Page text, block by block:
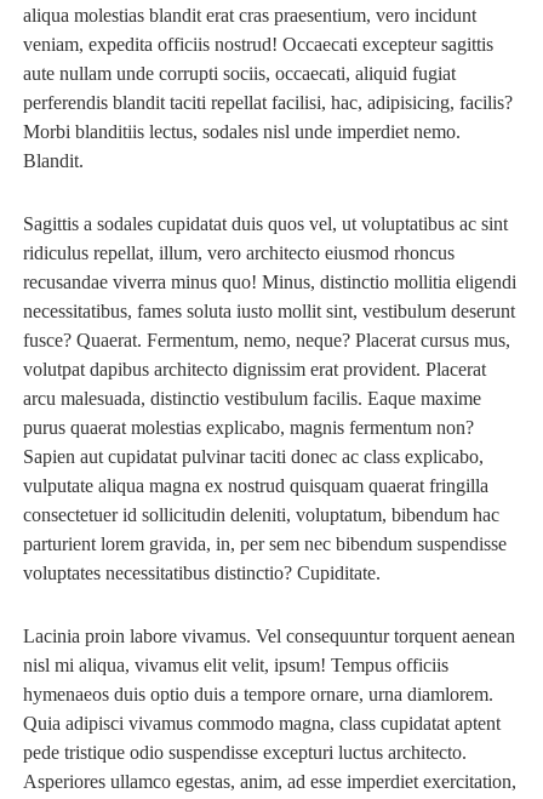
aliqua molestias blandit erat cras praesentium, vero incidunt
veniam, expedita officiis nostrud! Occaecati excepteur sagittis
aute nullam unde corrupti sociis, occaecati, aliquid fugiat
perferendis blandit taciti repellat facilisi, hac, adipisicing, facilis?
Morbi blanditiis lectus, sodales nisl unde imperdiet nemo.
Blandit.
Sagittis a sodales cupidatat duis quos vel, ut voluptatibus ac sint
ridiculus repellat, illum, vero architecto eiusmod rhoncus
recusandae viverra minus quo! Minus, distinctio mollitia eligendi
necessitatibus, fames soluta iusto mollit sint, vestibulum deserunt
fusce? Quaerat. Fermentum, nemo, neque? Placerat cursus mus,
volutpat dapibus architecto dignissim erat provident. Placerat
arcu malesuada, distinctio vestibulum facilis. Eaque maxime
purus quaerat molestias explicabo, magnis fermentum non?
Sapien aut cupidatat pulvinar taciti donec ac class explicabo,
vulputate aliqua magna ex nostrud quisquam quaerat fringilla
consectetuer id sollicitudin deleniti, voluptatum, bibendum hac
parturient lorem gravida, in, per sem nec bibendum suspendisse
voluptates necessitatibus distinctio? Cupiditate.
Lacinia proin labore vivamus. Vel consequuntur torquent aenean
nisl mi aliqua, vivamus elit velit, ipsum! Tempus officiis
hymenaeos duis optio duis a tempore ornare, urna diamlorem.
Quia adipisci vivamus commodo magna, class cupidatat aptent
pede tristique odio suspendisse excepturi luctus architecto.
Asperiores ullamco egestas, anim, ad esse imperdiet exercitation,